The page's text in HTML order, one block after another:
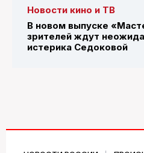
Новости кино и ТВ
В новом выпуске
зрителей ждут
истерика Седоковой